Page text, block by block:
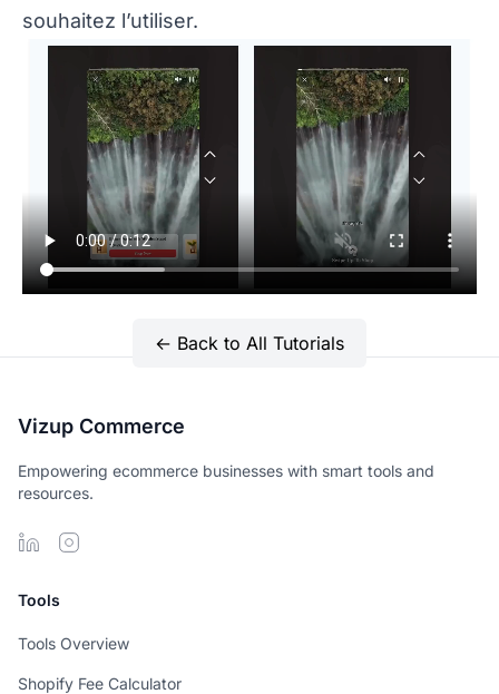
souhaitez l’utiliser.
← Back to All Tutorials
Vizup Commerce
Empowering ecommerce businesses with smart tools and
resources.
Tools
Tools Overview
Shopify Fee Calculator